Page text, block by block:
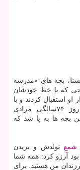
بچه های «مدرسه
كه با خط خودشان
او استقبال كردند و با
، تولدت مبارك...» خواندن، زادروز ۷۴سالگی مرادی
بچه ها به پا شد كه
شمعتولدش و بریدن
آرزو كرد: همه شما
من هستید. برای